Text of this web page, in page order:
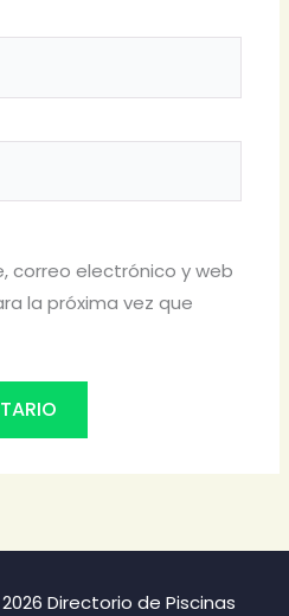
correo electrónico y web
la próxima vez que
Directorio de Piscinas